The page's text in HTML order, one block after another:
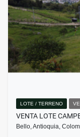
LOTE / TERRENO
VENTA LOTE
Bello, Antioquia,